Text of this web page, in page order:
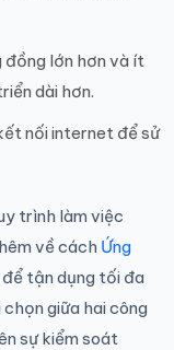
đồng lớn hơn và ít
dài hơn.
nối internet để sử
trình làm việc
về cách Ứng
để tận dụng tối đa
giữa hai công
sự kiểm soát